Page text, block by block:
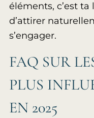
éléments, c’est
d’attirer
s’engager.
FAQ SUR
PLUS
EN 2025